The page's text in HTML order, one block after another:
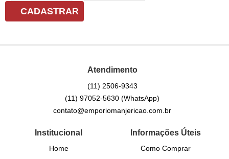
CADASTRAR
Atendimento
(11) 2506-9343
(11) 97052-5630(WhatsApp)
contato@emporiomanjericao.com.br
Institucional
Home
Informações Úteis
Como Comprar